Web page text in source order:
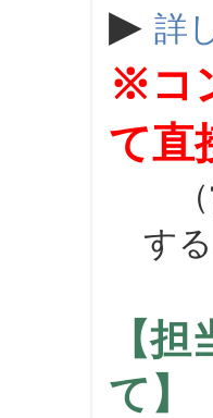
▶ 詳
※コ
て直
（
す
【
て】